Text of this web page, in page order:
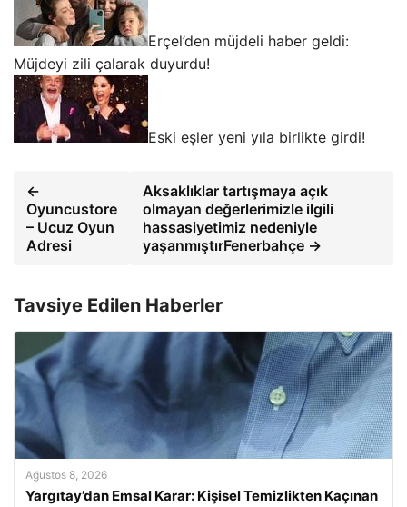
Erçel’den müjdeli haber geldi:
Müjdeyi zili çalarak duyurdu!
Eski eşler yeni yıla birlikte girdi!
←
Oyuncustore
– Ucuz Oyun
Adresi
Aksaklıklar tartışmaya açık
olmayan değerlerimizle ilgili
hassasiyetimiz nedeniyle
yaşanmıştırFenerbahçe →
Tavsiye Edilen Haberler
Ağustos 8, 2026
Yargıtay’dan Emsal Karar: Kişisel Temizlikten Kaçınan